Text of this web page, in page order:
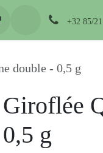
Se +32 85/
double - 0,5 g
Giroflée
0,5 g